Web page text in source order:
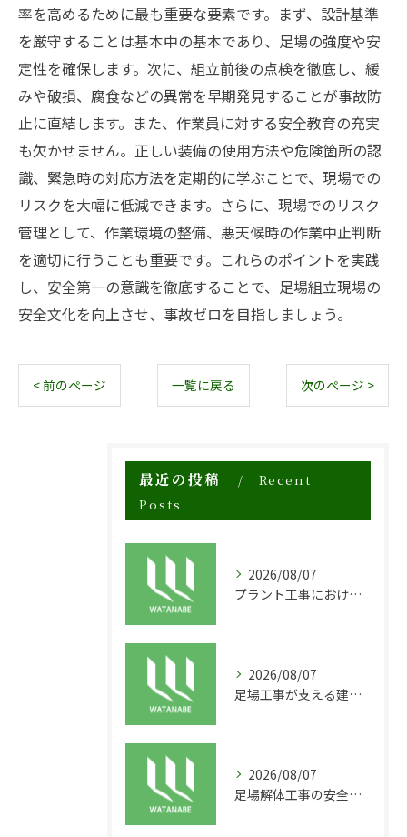
率を高めるために最も重要な要素です。まず、設計基準
を厳守することは基本中の基本であり、足場の強度や安
定性を確保します。次に、組立前後の点検を徹底し、緩
みや破損、腐食などの異常を早期発見することが事故防
止に直結します。また、作業員に対する安全教育の充実
も欠かせません。正しい装備の使用方法や危険箇所の認
識、緊急時の対応方法を定期的に学ぶことで、現場での
リスクを大幅に低減できます。さらに、現場でのリスク
管理として、作業環境の整備、悪天候時の作業中止判断
を適切に行うことも重要です。これらのポイントを実践
し、安全第一の意識を徹底することで、足場組立現場の
安全文化を向上させ、事故ゼロを目指しましょう。
< 前のページ 一覧に戻る 次のページ >
最近の投稿
Recent
Posts
2026/08/07
プラント工事における足場工事の安全対策と施工の重要性
2026/08/07
足場工事が支える建物の長寿命化と外装塗装の重要性
2026/08/07
足場解体工事の安全性と効率化のポイント